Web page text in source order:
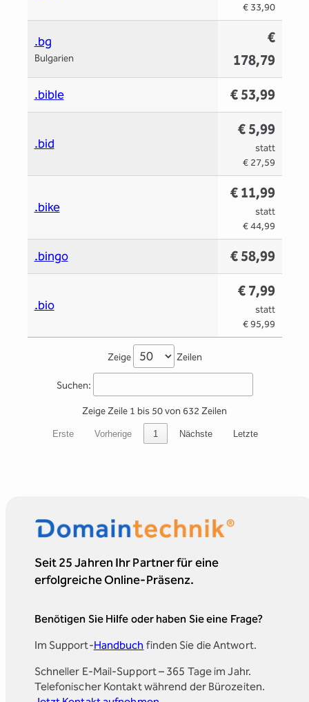
€ 33,90
.bg
Bulgarien
€
178,79
.bible € 53,99
.bid
€ 5,99
statt
€ 27,59
.bike
€ 11,99
statt
€ 44,99
.bingo € 58,99
.bio
€ 7,99
statt
€ 95,99
Zeige Zeilen
Suchen:
Zeige Zeile 1 bis 50 von 632 Zeilen
Erste Vorherige 1 Nächste Letzte
Seit 25 Jahren Ihr Partner für eine
erfolgreiche Online-Präsenz.
Benötigen Sie Hilfe oder haben Sie eine Frage?
Im Support-Handbuch finden Sie die Antwort.
Schneller E-Mail-Support – 365 Tage im Jahr.
Telefonischer Kontakt während der Bürozeiten.